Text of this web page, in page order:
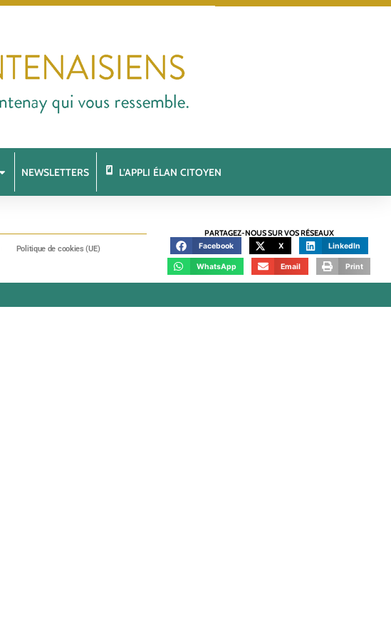
NEWSLETTERS L’APPLI ÉLAN CITOYEN
Politique de cookies (UE)
PARTAGEZ-NOUS SUR VOS RÉSEAUX
Facebook X LinkedIn
WhatsApp Email Print